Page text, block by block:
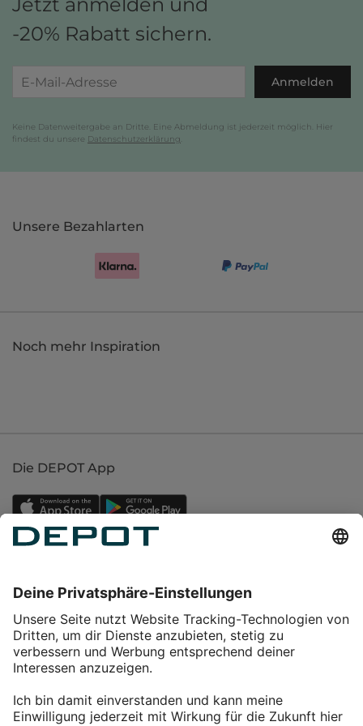
-20% Rabatt sichern.
Anmelden
Keine Datenweitergabe an Dritte. Eine Abmeldung ist jederzeit möglich. Hier
findest du unsere Datenschutzerklärung
Unsere Bezahlarten
Noch mehr Inspiration
Die DEPOT App
Service
Über DEPOT
Kontakt